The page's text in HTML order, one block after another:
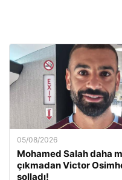
05/08/2026
Mohamed Salah daha
çıkmadan Victor
solladı!